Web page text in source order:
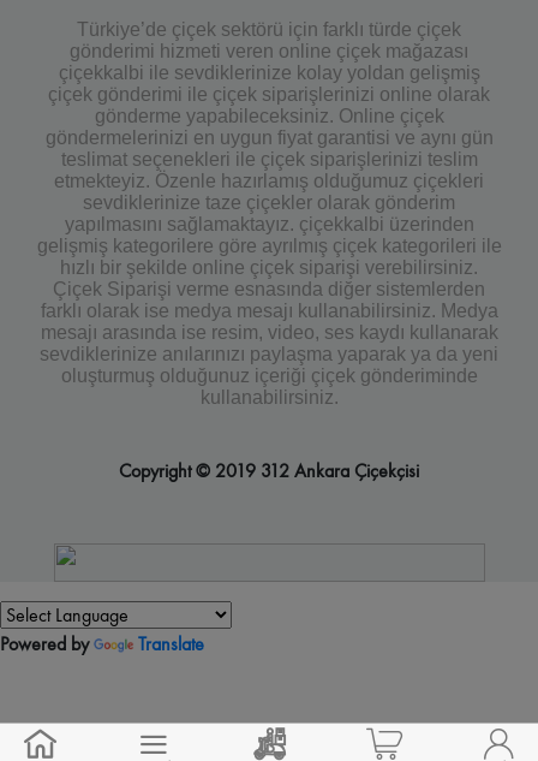
Türkiye’de çiçek sektörü için farklı türde çiçek
gönderimi hizmeti veren online çiçek mağazası
çiçekkalbi ile sevdiklerinize kolay yoldan gelişmiş
çiçek gönderimi ile çiçek siparişlerinizi online olarak
gönderme yapabileceksiniz. Online çiçek
göndermelerinizi en uygun fiyat garantisi ve aynı gün
teslimat seçenekleri ile çiçek siparişlerinizi teslim
etmekteyiz. Özenle hazırlamış olduğumuz çiçekleri
sevdiklerinize taze çiçekler olarak gönderim
yapılmasını sağlamaktayız. çiçekkalbi üzerinden
gelişmiş kategorilere göre ayrılmış çiçek kategorileri ile
hızlı bir şekilde online çiçek siparişi verebilirsiniz.
Çiçek Siparişi verme esnasında diğer sistemlerden
farklı olarak ise medya mesajı kullanabilirsiniz. Medya
mesajı arasında ise resim, video, ses kaydı kullanarak
sevdiklerinize anılarınızı paylaşma yaparak ya da yeni
oluşturmuş olduğunuz içeriği çiçek gönderiminde
kullanabilirsiniz.
Copyright © 2019 312 Ankara Çiçekçisi
Powered by Translate